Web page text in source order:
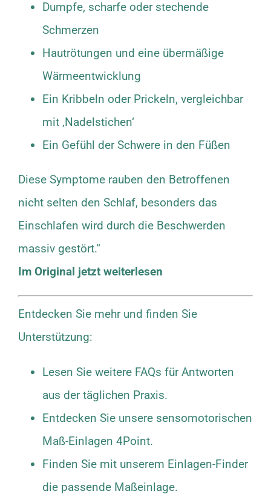
Dumpfe, scharfe oder stechende
Schmerzen
Hautrötungen und eine übermäßige
Wärmeentwicklung
Ein Kribbeln oder Prickeln, vergleichbar
mit ‚Nadelstichen‘
Ein Gefühl der Schwere in den Füßen
Diese Symptome rauben den Betroffenen
nicht selten den Schlaf, besonders das
Einschlafen wird durch die Beschwerden
massiv gestört.“
Im Original jetzt weiterlesen
Entdecken Sie mehr und finden Sie
Unterstützung:
Lesen Sie weitere FAQs für Antworten
aus der täglichen Praxis.
Entdecken Sie unsere sensomotorischen
Maß-Einlagen 4Point.
Finden Sie mit unserem Einlagen-Finder
die passende Maßeinlage.